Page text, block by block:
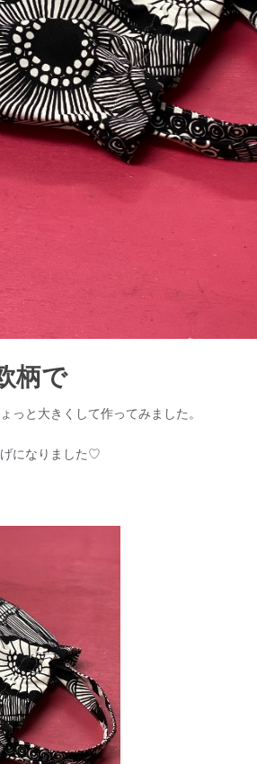
柄で
っと大きくして作ってみました。
になりました♡